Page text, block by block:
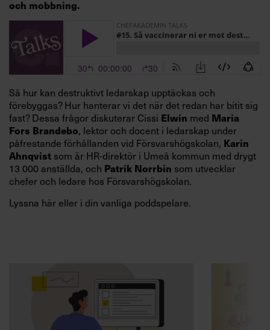
och mobbning.
Så hur kan destruktivt ledarskap upptäckas och
förebyggas? Hur hanterar vi det när det redan har bitit sig
fast? Dessa frågor diskuterar Cissi Elwin med Maria
Fors Brandebo, lektor och docent i ledarskap under
påfrestande förhållanden vid Försvarshögskolan, Karin
Ahnqvist som är HR-direktör i Umeå kommun med drygt
13 000 anställda, och Patrik Norrbin som utvecklar
chefer och ledare hos Försvarshögskolan.
Lyssna här eller i din vanliga poddspelare.